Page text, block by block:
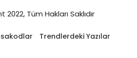
Tüm Hakları Saklıdır
Trendlerdeki Yazılar